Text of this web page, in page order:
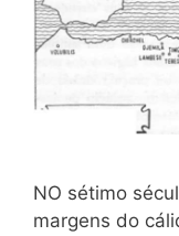
NO sétimo
margens do